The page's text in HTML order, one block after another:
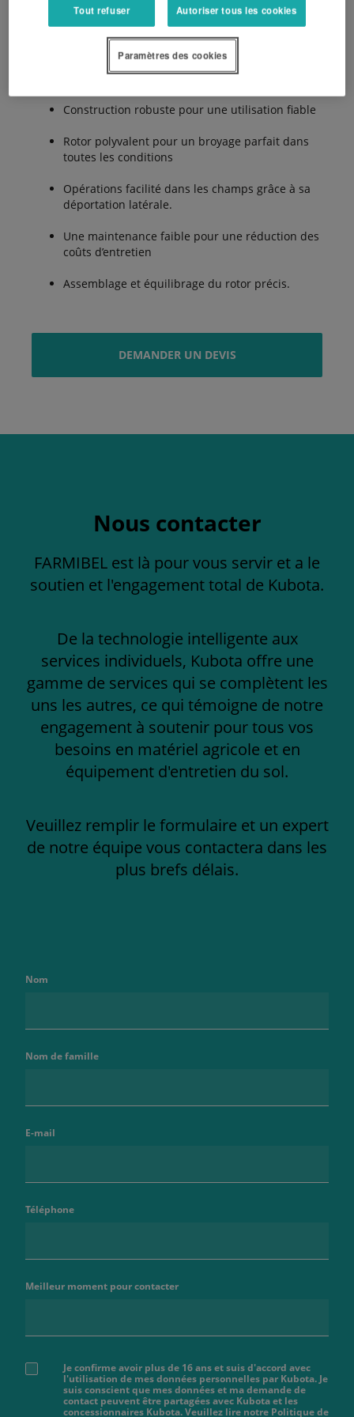
Arguments principaux:
Pour de tracteur de 160 ch
Construction robuste pour une utilisation fiable
Rotor polyvalent pour un broyage parfait dans
toutes les conditions
Opérations facilité dans les champs grâce à sa
déportation latérale.
Une maintenance faible pour une réduction des
coûts d’entretien
Assemblage et équilibrage du rotor précis.
DEMANDER UN DEVIS
Nous contacter
FARMIBEL est là pour vous servir et a le
soutien et l'engagement total de Kubota.
De la technologie intelligente aux
services individuels, Kubota offre une
gamme de services qui se complètent les
uns les autres, ce qui témoigne de notre
engagement à soutenir pour tous vos
besoins en matériel agricole et en
équipement d'entretien du sol.
Veuillez remplir le formulaire et un expert
de notre équipe vous contactera dans les
plus brefs délais.
Nom
Nom de famille
E-mail
Téléphone
Meilleur moment pour contacter
Je confirme avoir plus de 16 ans et suis d'accord avec
l'utilisation de mes données personnelles par Kubota. Je
suis conscient que mes données et ma demande de
contact peuvent être partagées avec Kubota et les
concessionnaires Kubota. Veuillez lire notre Politique de
Tout refuser Autoriser tous les cookies
Paramètres des cookies